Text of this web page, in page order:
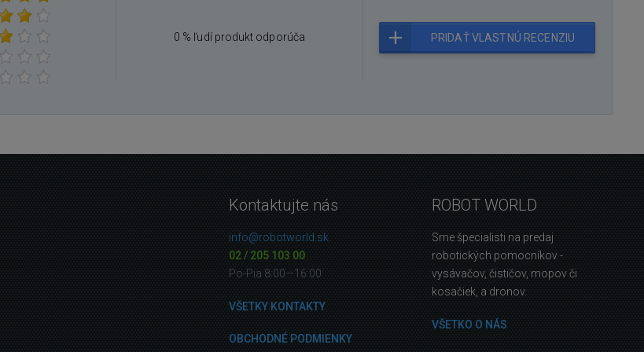
0 % ľudí produkt odporúča PRIDAŤ VLASTNÚ RECENZIU
Kontaktujte nás
info@robotworld.sk
02 / 205 103 00
Po-Pia 8:00—16:00
VŠETKY KONTAKTY
OBCHODNÉ PODMIENKY
ROBOT WORLD
Sme špecialisti na predaj
robotických pomocníkov -
vysávačov, čističov, mopov či
kosačiek, a dronov.
VŠETKO O NÁS